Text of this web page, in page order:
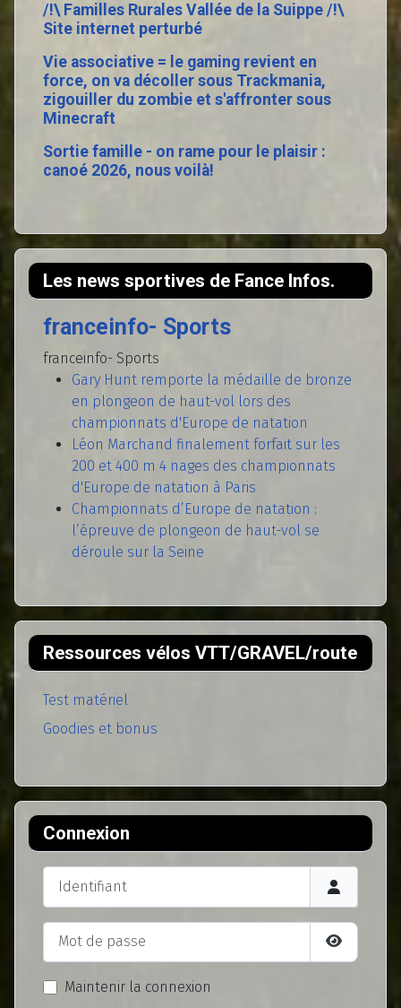
/!\ Familles Rurales Vallée de la Suippe /!\
Site internet perturbé
Vie associative = le gaming revient en
force, on va décoller sous Trackmania,
zigouiller du zombie et s'affronter sous
Minecraft
Sortie famille - on rame pour le plaisir :
canoé 2026, nous voilà!
Les news sportives de Fance Infos.
franceinfo- Sports
franceinfo- Sports
Gary Hunt remporte la médaille de bronze
en plongeon de haut-vol lors des
championnats d'Europe de natation
Léon Marchand finalement forfait sur les
200 et 400 m 4 nages des championnats
d'Europe de natation à Paris
Championnats d’Europe de natation :
l’épreuve de plongeon de haut-vol se
déroule sur la Seine
Ressources vélos VTT/GRAVEL/route
Test matériel
Goodies et bonus
Connexion
Identifiant
Mot de passe
Afficher
Maintenir la connexion